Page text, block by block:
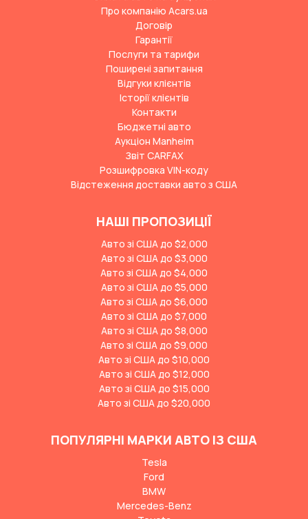
Про компанію Acars.ua
Договір
Гарантії
Послуги та тарифи
Поширені запитання
Відгуки клієнтів
Історії клієнтів
Контакти
Бюджетні авто
Аукціон Manheim
Звіт CARFAX
Розшифровка VIN-коду
Відстеження доставки авто з США
НАШІ ПРОПОЗИЦІЇ
Авто зі США до $2,000
Авто зі США до $3,000
Авто зі США до $4,000
Авто зі США до $5,000
Авто зі США до $6,000
Авто зі США до $7,000
Авто зі США до $8,000
Авто зі США до $9,000
Авто зі США до $10,000
Авто зі США до $12,000
Авто зі США до $15,000
Авто зі США до $20,000
ПОПУЛЯРНІ МАРКИ АВТО ІЗ США
Tesla
Ford
BMW
Mercedes-Benz